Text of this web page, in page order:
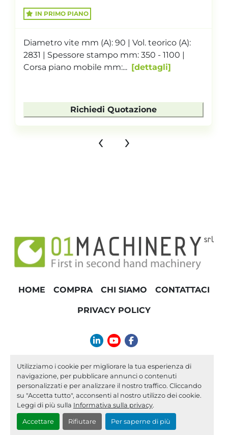
Utilizziamo i cookie per migliorare la tua esperienza di
navigazione, per pubblicare annunci o contenuti
personalizzati e per analizzare il nostro traffico. Cliccando
su "Accetta tutto", acconsenti al nostro utilizzo dei cookie.
Leggi di più sulla Informativa sulla privacy.
Accettare Rifiutare Per saperne di più
IN PRIMO PIANO
Diametro vite mm (A): 90 | Vol. teorico (A):
2831 | Spessore stampo mm: 350 - 1100 |
Corsa piano mobile mm:...
dettagli
Richiedi Quotazione
‹ ›
HOME COMPRA CHI SIAMO CONTATTACI
PRIVACY POLICY
linkedinyoutubefacebook
info@01machinery.com
Machinio Systemsito web diMachinio
Personalizza le preferenze sui Cookies